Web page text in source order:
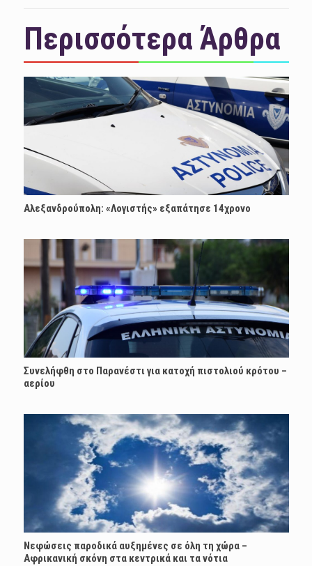
Περισσότερα Άρθρα
Αλεξανδρούπολη: «Λογιστής» εξαπάτησε 14χρονο
Συνελήφθη στο Παρανέστι για κατοχή πιστολιού κρότου –
αερίου
Νεφώσεις παροδικά αυξημένες σε όλη τη χώρα –
Αφρικανική σκόνη στα κεντρικά και τα νότια